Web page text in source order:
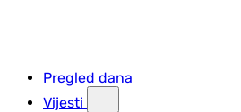
Pregled dana
Vijesti